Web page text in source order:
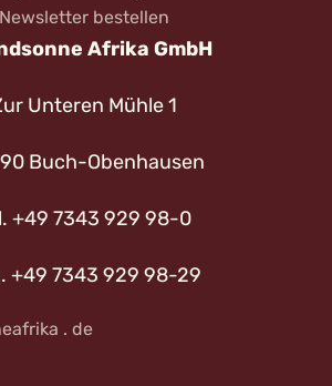
Newsletter bestellen
Afrika GmbH
Unteren Mühle 1
Buch-Obenhausen
+49 7343 929 98-0
+49 7343 929 98-29
. de